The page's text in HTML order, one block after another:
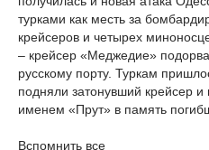
турками как месть за
крейсеров и четырех
– крейсер «Меджедие»
русскому порту. Туркам
подняли затонувший крейсер и
именем «Прут» в память
Вспомнить все